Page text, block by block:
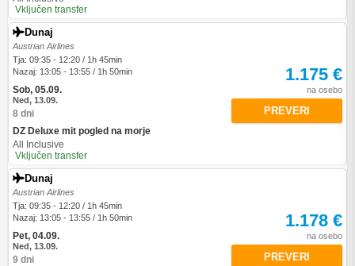
Vključen transfer
Dunaj
Austrian Airlines
Tja: 09:35 - 12:20 / 1h 45min
Nazaj: 13:05 - 13:55 / 1h 50min
Sob, 05.09.
Ned, 13.09.
8 dni
DZ Deluxe mit pogled na morje
All Inclusive
Vključen transfer
1.175 €
na osebo
PREVERI
Dunaj
Austrian Airlines
Tja: 09:35 - 12:20 / 1h 45min
Nazaj: 13:05 - 13:55 / 1h 50min
Pet, 04.09.
Ned, 13.09.
9 dni
1.178 €
na osebo
PREVERI